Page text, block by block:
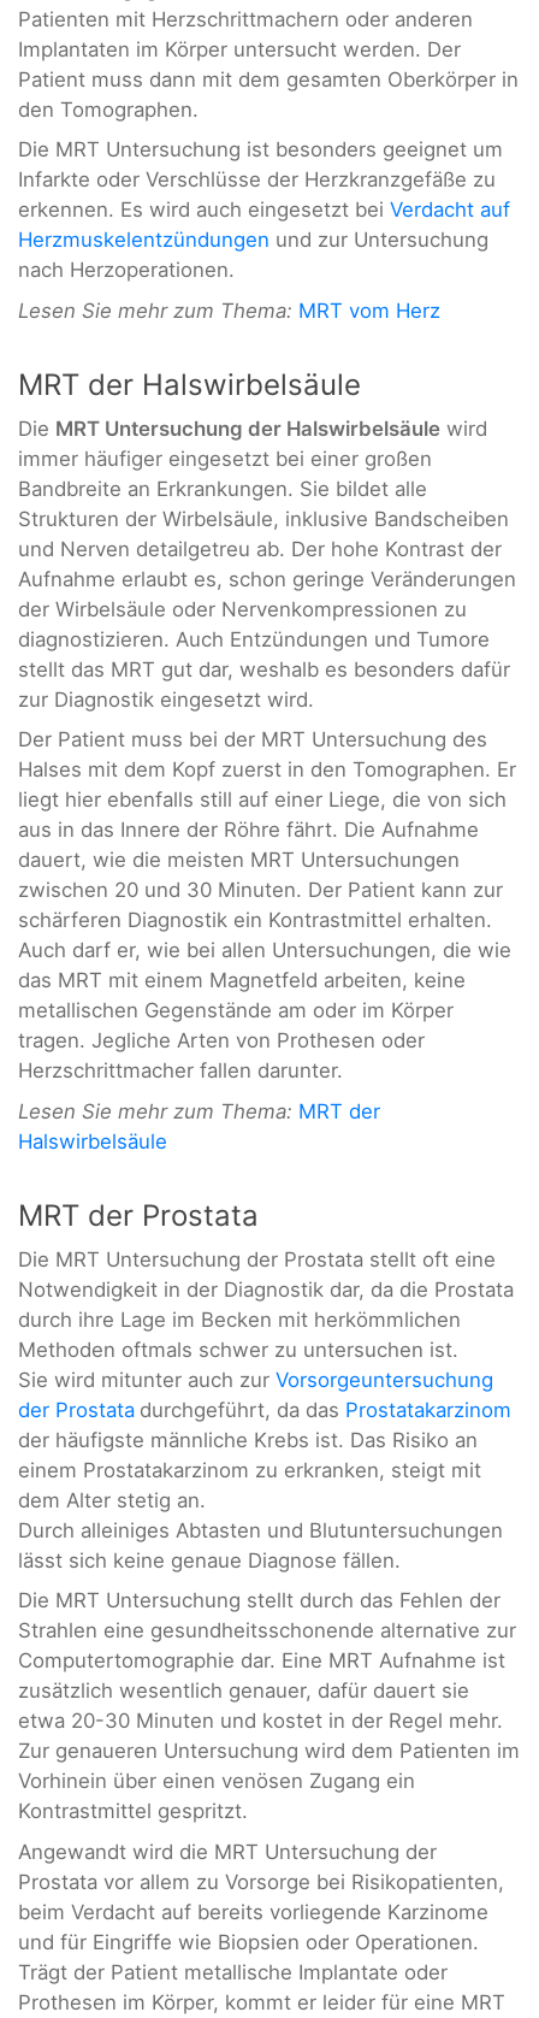
Patienten mit Herzschrittmachern oder anderen
Implantaten im Körper untersucht werden. Der
Patient muss dann mit dem gesamten Oberkörper in
den Tomographen.
Die MRT Untersuchung ist besonders geeignet um
Infarkte oder Verschlüsse der Herzkranzgefäße zu
erkennen. Es wird auch eingesetzt bei Verdacht auf
Herzmuskelentzündungen und zur Untersuchung
nach Herzoperationen.
Lesen Sie mehr zum Thema: MRT vom Herz
MRT der Halswirbelsäule
Die MRT Untersuchung der Halswirbelsäule wird
immer häufiger eingesetzt bei einer großen
Bandbreite an Erkrankungen. Sie bildet alle
Strukturen der Wirbelsäule, inklusive Bandscheiben
und Nerven detailgetreu ab. Der hohe Kontrast der
Aufnahme erlaubt es, schon geringe Veränderungen
der Wirbelsäule oder Nervenkompressionen zu
diagnostizieren. Auch Entzündungen und Tumore
stellt das MRT gut dar, weshalb es besonders dafür
zur Diagnostik eingesetzt wird.
Der Patient muss bei der MRT Untersuchung des
Halses mit dem Kopf zuerst in den Tomographen. Er
liegt hier ebenfalls still auf einer Liege, die von sich
aus in das Innere der Röhre fährt. Die Aufnahme
dauert, wie die meisten MRT Untersuchungen
zwischen 20 und 30 Minuten. Der Patient kann zur
schärferen Diagnostik ein Kontrastmittel erhalten.
Auch darf er, wie bei allen Untersuchungen, die wie
das MRT mit einem Magnetfeld arbeiten, keine
metallischen Gegenstände am oder im Körper
tragen. Jegliche Arten von Prothesen oder
Herzschrittmacher fallen darunter.
Lesen Sie mehr zum Thema: MRT der
Halswirbelsäule
MRT der Prostata
Die MRT Untersuchung der Prostata stellt oft eine
Notwendigkeit in der Diagnostik dar, da die Prostata
durch ihre Lage im Becken mit herkömmlichen
Methoden oftmals schwer zu untersuchen ist.
Sie wird mitunter auch zur Vorsorgeuntersuchung
der Prostata durchgeführt, da das Prostatakarzinom
der häufigste männliche Krebs ist. Das Risiko an
einem Prostatakarzinom zu erkranken, steigt mit
dem Alter stetig an.
Durch alleiniges Abtasten und Blutuntersuchungen
lässt sich keine genaue Diagnose fällen.
Die MRT Untersuchung stellt durch das Fehlen der
Strahlen eine gesundheitsschonende alternative zur
Computertomographie dar. Eine MRT Aufnahme ist
zusätzlich wesentlich genauer, dafür dauert sie
etwa 20-30 Minuten und kostet in der Regel mehr.
Zur genaueren Untersuchung wird dem Patienten im
Vorhinein über einen venösen Zugang ein
Kontrastmittel gespritzt.
Angewandt wird die MRT Untersuchung der
Prostata vor allem zu Vorsorge bei Risikopatienten,
beim Verdacht auf bereits vorliegende Karzinome
und für Eingriffe wie Biopsien oder Operationen.
Trägt der Patient metallische Implantate oder
Prothesen im Körper, kommt er leider für eine MRT